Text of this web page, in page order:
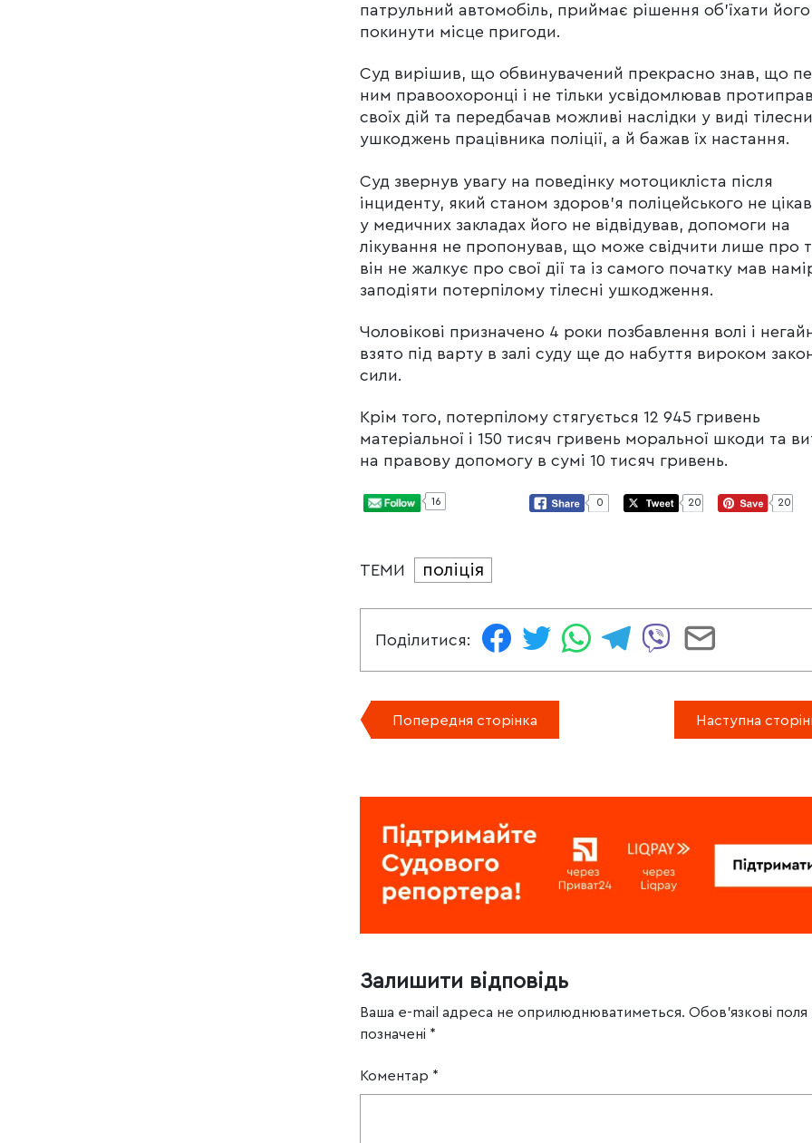
патрульний автомобіль, приймає рішення об’їхати його
покинути місце пригоди.
Суд вирішив, що обвинувачений прекрасно знав, що
ним правоохоронці і не тільки усвідомлював
своїх дій та передбачав можливі наслідки у виді
ушкоджень працівника поліції, а й бажав їх настання.
Суд звернув увагу на поведінку мотоцикліста після
інциденту, який станом здоров’я поліцейського не
у медичних закладах його не відвідував, допомоги на
лікування не пропонував, що може свідчити лише про
він не жалкує про свої дії та із самого початку мав
заподіяти потерпілому тілесні ушкодження.
Чоловікові призначено 4 роки позбавлення волі і
взято під варту в залі суду ще до набуття вироком
сили.
Крім того, потерпілому стягується 12 945 гривень
матеріальної і 150 тисяч гривень моральної шкоди та
на правову допомогу в сумі 10 тисяч гривень.
16 0 20 20
ТЕМИ поліція
Поділитися:
Попередня сторінка Наступна
Залишити відповідь
Ваша e-mail адреса не оприлюднюватиметься. Обов’язкові поля
позначені *
Коментар *